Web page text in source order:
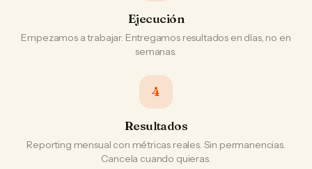
Ejecución
Empezamos a trabajar. Entregamos resultados en días, no en
semanas.
4
Resultados
Reporting mensual con métricas reales. Sin permanencias.
Cancela cuando quieras.